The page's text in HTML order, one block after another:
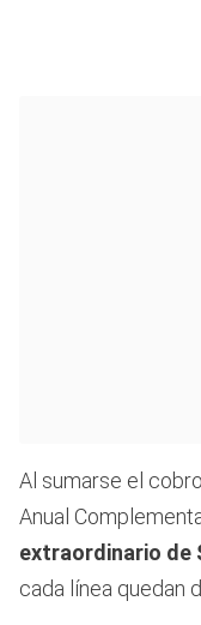
Al sumarse el
Anual
extraordinario de
cada línea quedan